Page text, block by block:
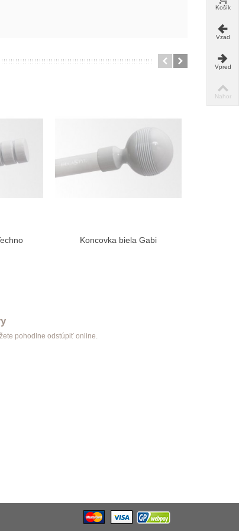
Zobraziť viac
Koncovka biela Gabi
pohodlne odstúpiť online.
Košík
Vzad
Vpred
Nahor